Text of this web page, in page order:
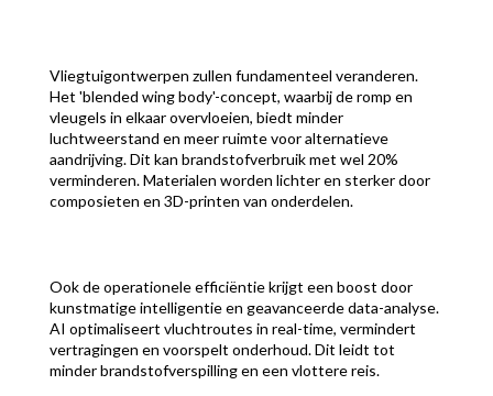
Vliegtuigontwerpen zullen fundamenteel veranderen.
Het 'blended wing body'-concept, waarbij de romp en
vleugels in elkaar overvloeien, biedt minder
luchtweerstand en meer ruimte voor alternatieve
aandrijving. Dit kan brandstofverbruik met wel 20%
verminderen. Materialen worden lichter en sterker door
composieten en 3D-printen van onderdelen.
Ook de operationele efficiëntie krijgt een boost door
kunstmatige intelligentie en geavanceerde data-analyse.
AI optimaliseert vluchtroutes in real-time, vermindert
vertragingen en voorspelt onderhoud. Dit leidt tot
minder brandstofverspilling en een vlottere reis.